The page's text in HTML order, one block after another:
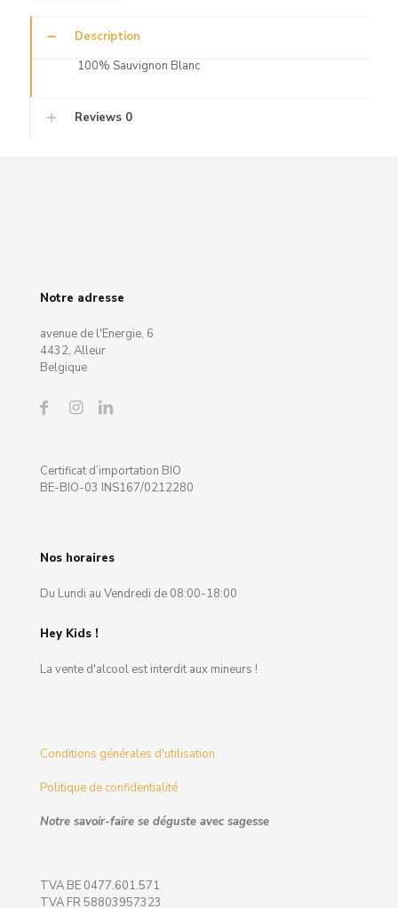
Description
100% Sauvignon Blanc
Reviews 0
Notre adresse
avenue de l'Energie, 6
4432, Alleur
Belgique
Certificat d’importation BIO
BE-BIO-03 INS167/0212280
Nos horaires
Du Lundi au Vendredi de 08:00-18:00
Hey Kids !
La vente d'alcool est interdit aux mineurs !
Conditions générales d'utilisation
Politique de confidentialité
Notre savoir-faire se déguste avec sagesse
TVA BE 0477.601.571
TVA FR 58803957323